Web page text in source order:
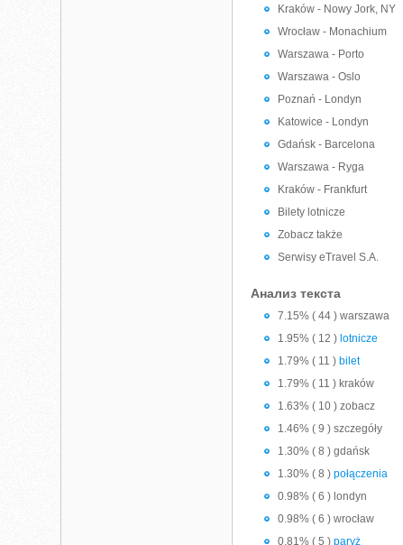
Kraków - Nowy Jork, NY
Wrocław - Monachium
Warszawa - Porto
Warszawa - Oslo
Poznań - Londyn
Katowice - Londyn
Gdańsk - Barcelona
Warszawa - Ryga
Kraków - Frankfurt
Bilety lotnicze
Zobacz także
Serwisy eTravel S.A.
Анализ текста
7.15% ( 44 ) warszawa
1.95% ( 12 ) lotnicze
1.79% ( 11 ) bilet
1.79% ( 11 ) kraków
1.63% ( 10 ) zobacz
1.46% ( 9 ) szczegóły
1.30% ( 8 ) gdańsk
1.30% ( 8 )połączenia
0.98% ( 6 ) londyn
0.98% ( 6 ) wrocław
0.81% ( 5 )paryż